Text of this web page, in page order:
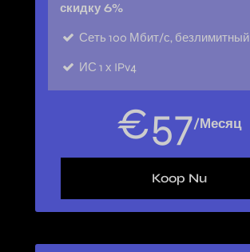
скидку 6%
Сеть 100 Мбит/с, безлимитный
ИС 1 х IPv4
€57/Месяц
Koop Nu